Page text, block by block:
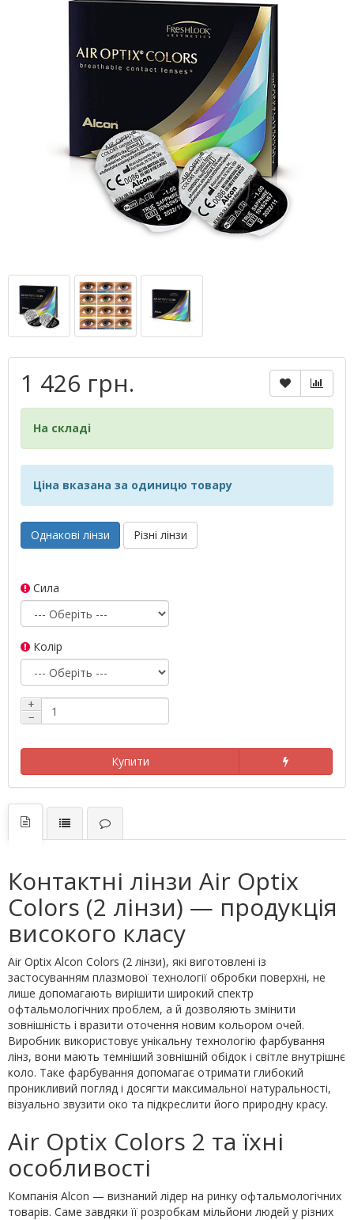
1 426 грн.
На складі
Ціна вказана за одиницю товару
Однакові лінзи Різні лінзи
Сила
Колір
+
−
Купити
Контактні лінзи Air Optix
Colors (2 лінзи) — продукція
високого класу
Air Optix Alcon Colors (2 лінзи), які виготовлені із
застосуванням плазмової технології обробки поверхні, не
лише допомагають вирішити широкий спектр
офтальмологічних проблем, а й дозволяють змінити
зовнішність і вразити оточення новим кольором очей.
Виробник використовує унікальну технологію фарбування
лінз, вони мають темніший зовнішній обідок і світле внутрішнє
коло. Таке фарбування допомагає отримати глибокий
проникливий погляд і досягти максимальної натуральності,
візуально звузити око та підкреслити його природну красу.
Air Optix Colors 2 та їхні
особливості
Компанія Alcon — визнаний лідер на ринку офтальмологічних
товарів. Саме завдяки її розробкам мільйони людей у різних